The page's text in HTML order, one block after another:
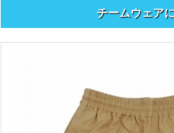
チームウェア